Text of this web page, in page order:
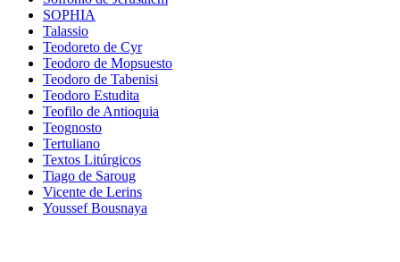
SOPHIA
Talassio
Teodoreto de Cyr
Teodoro de Mopsuesto
Teodoro de Tabenisi
Teodoro Estudita
Teofilo de Antioquia
Teognosto
Tertuliano
Textos Litúrgicos
Tiago de Saroug
Vicente de Lerins
Youssef Bousnaya